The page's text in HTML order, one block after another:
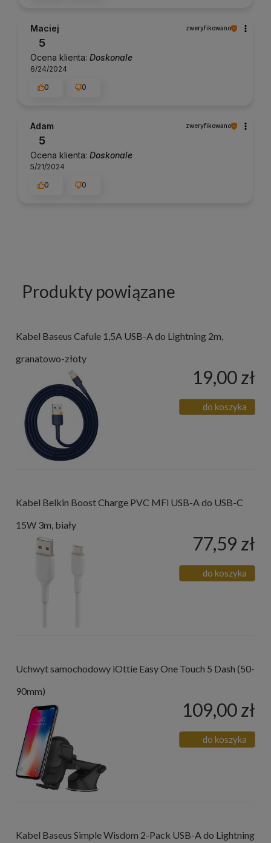
Maciej zweryfikowano
5
Ocena klienta: Doskonale
6/24/2024
0
0
Adam zweryfikowano
5
Ocena klienta: Doskonale
5/21/2024
0
0
Produkty powiązane
Kabel Baseus Cafule 1,5A USB-A do Lightning 2m,
granatowo-złoty
19,00 zł
do koszyka
Kabel Belkin Boost Charge PVC MFi USB-A do USB-C
15W 3m, biały
77,59 zł
do koszyka
Uchwyt samochodowy iOttie Easy One Touch 5 Dash (50-
90mm)
109,00 zł
do koszyka
Kabel Baseus Simple Wisdom 2-Pack USB-A do Lightning